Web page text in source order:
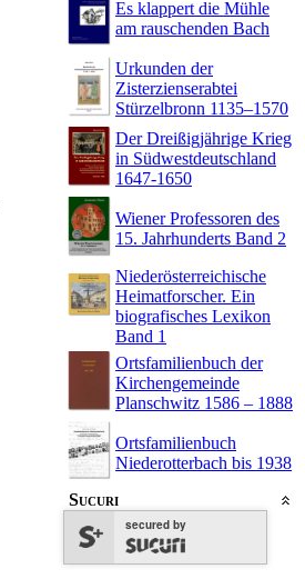
Es klappert die Mühle
am rauschenden Bach
Urkunden der
Zisterzienserabtei
Stürzelbronn 1135–1570
Der Dreißigjährige Krieg
in Südwestdeutschland
1647-1650
Wiener Professoren des
15. Jahrhunderts Band 2
Niederösterreichische
Heimatforscher. Ein
biografisches Lexikon
Band 1
Ortsfamilienbuch der
Kirchengemeinde
Planschwitz 1586 – 1888
Ortsfamilienbuch
Niederotterbach bis 1938
Sucuri
secured by